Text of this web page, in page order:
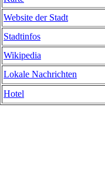
Website der Stadt
Stadtinfos
Wikipedia
Lokale Nachrichten
Hotel